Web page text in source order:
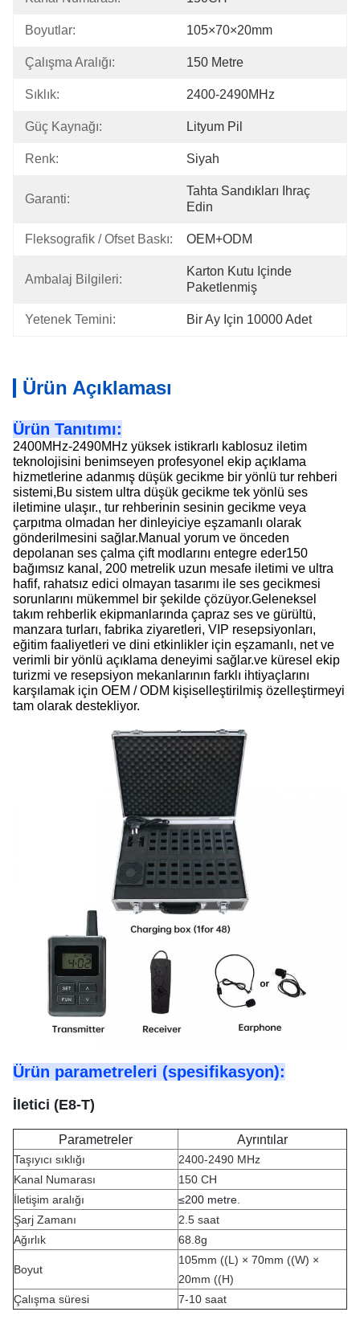
Boyutlar: 105×70×20mm
Çalışma Aralığı: 150 Metre
Sıklık: 2400-2490MHz
Güç Kaynağı: Lityum Pil
Renk: Siyah
Garanti:
Tahta Sandıkları Ihraç
Edin
Fleksografik / Ofset Baskı: OEM+ODM
Ambalaj Bilgileri:
Karton Kutu Içinde
Paketlenmiş
Yetenek Temini: Bir Ay Için 10000 Adet
Ürün Açıklaması
Ürün Tanıtımı:
2400MHz-2490MHz yüksek istikrarlı kablosuz iletim
teknolojisini benimseyen profesyonel ekip açıklama
hizmetlerine adanmış düşük gecikme bir yönlü tur rehberi
sistemi,Bu sistem ultra düşük gecikme tek yönlü ses
iletimine ulaşır., tur rehberinin sesinin gecikme veya
çarpıtma olmadan her dinleyiciye eşzamanlı olarak
gönderilmesini sağlar.Manual yorum ve önceden
depolanan ses çalma çift modlarını entegre eder150
bağımsız kanal, 200 metrelik uzun mesafe iletimi ve ultra
hafif, rahatsız edici olmayan tasarımı ile ses gecikmesi
sorunlarını mükemmel bir şekilde çözüyor.Geleneksel
takım rehberlik ekipmanlarında çapraz ses ve gürültü,
manzara turları, fabrika ziyaretleri, VIP resepsiyonları,
eğitim faaliyetleri ve dini etkinlikler için eşzamanlı, net ve
verimli bir yönlü açıklama deneyimi sağlar.ve küresel ekip
turizmi ve resepsiyon mekanlarının farklı ihtiyaçlarını
karşılamak için OEM / ODM kişiselleştirilmiş özelleştirmeyi
tam olarak destekliyor.
Ürün parametreleri (spesifikasyon):
İletici (E8-T)
Parametreler Ayrıntılar
Taşıyıcı sıklığı
2400-2490 MHz
Kanal Numarası
150 CH
İletişim aralığı
≤200 metre.
Şarj Zamanı
2.5 saat
Ağırlık
68.8g
Boyut
105mm ((L) × 70mm ((W) ×
20mm ((H)
Çalışma süresi
7-10 saat